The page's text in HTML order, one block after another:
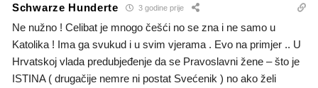
Schwarze Hunderte 3 godine prije
Ne nužno ! Celibat je mnogo češći no se zna i ne samo u
Katolika ! Ima ga svukud i u svim vjerama . Evo na primjer .. U
Hrvatskoj vlada predubjeđenje da se Pravoslavni žene – što je
ISTINA ( drugačije nemre ni postat Svećenik ) no ako želi